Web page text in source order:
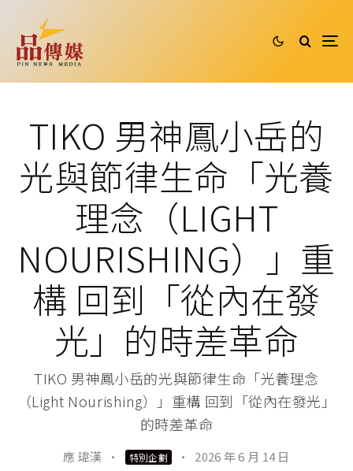
TIKO 男神鳳小岳的
光與節律生命「光養
理念（LIGHT
NOURISHING）」重
構 回到「從內在發
光」的時差革命
TIKO 男神鳳小岳的光與節律生命「光養理念
（Light Nourishing）」重構 回到「從內在發光」
的時差革命
應 瑋漢 · 特別企劃 · 2026 年 6 月 14 日